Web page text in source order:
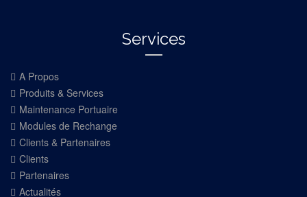
Services
A Propos
Produits & Services
Maintenance Portuaire
Modules de Rechange
Clients & Partenaires
Clients
Partenaires
Actualités